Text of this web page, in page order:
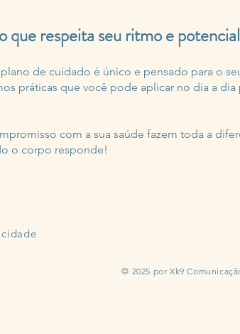
que respeita seu ritmo e potencial
de cuidado é único e pensado para o
práticas que você pode aplicar no dia a
com a sua saúde fazem toda a
o corpo responde!
© 2025 por Xk9